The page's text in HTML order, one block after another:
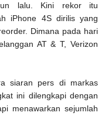
lalu. Kini rekor itu
iPhone 4S dirilis yang
Dimana pada hari
AT & T, Verizon
siaran pers di markas
ini dilengkapi dengan
menawarkan sejumlah